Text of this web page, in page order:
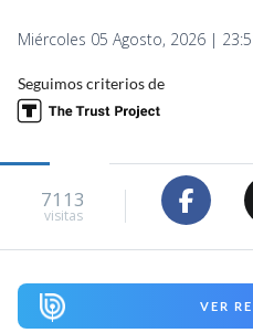
Miércoles 05 Agosto, 2026 |
Seguimos criterios de
7113
visitas
VER